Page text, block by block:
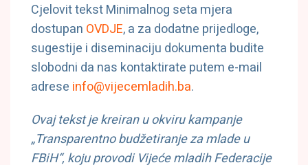
Cjelovit tekst Minimalnog seta mjera
dostupan OVDJE, a za dodatne prijedloge,
sugestije i diseminaciju dokumenta budite
slobodni da nas kontaktirate putem e-mail
adrese info@vijecemladih.ba.
Ovaj tekst je kreiran u okviru kampanje
„Transparentno budžetiranje za mlade u
FBiH“, koju provodi Vijeće mladih Federacije